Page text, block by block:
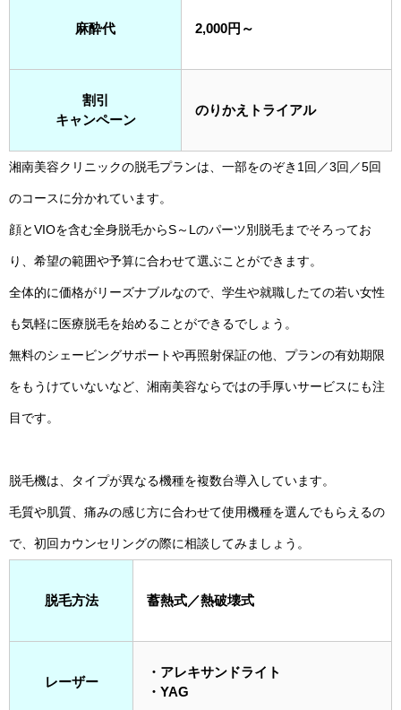
麻酔代 2,000円～
割引
キャンペーン
のりかえトライアル
湘南美容クリニックの脱毛プランは、一部をのぞき1回／3回／5回
のコースに分かれています。
顔とVIOを含む全身脱毛からS～Lのパーツ別脱毛までそろってお
り、希望の範囲や予算に合わせて選ぶことができます。
全体的に価格がリーズナブルなので、学生や就職したての若い女性
も気軽に医療脱毛を始めることができるでしょう。
無料のシェービングサポートや再照射保証の他、プランの有効期限
をもうけていないなど、湘南美容ならではの手厚いサービスにも注
目です。
脱毛機は、タイプが異なる機種を複数台導入しています。
毛質や肌質、痛みの感じ方に合わせて使用機種を選んでもらえるの
で、初回カウンセリングの際に相談してみましょう。
脱毛方法 蓄熱式／熱破壊式
レーザー
・アレキサンドライト
・YAG